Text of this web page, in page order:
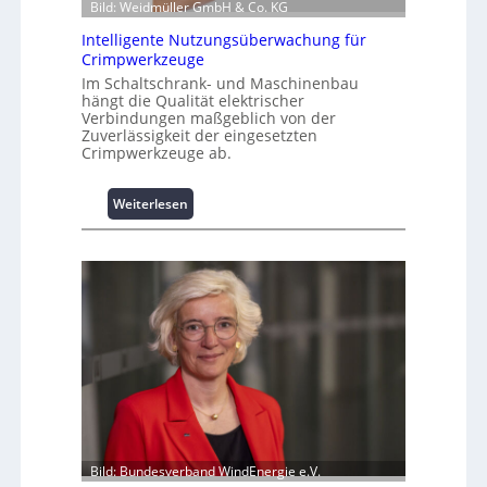
n
z
u
m
L
a
s
t
p
i
z
e
n
m
a
n
a
g
e
Bild: Weidmüller GmbH & Co. KG
Intelligente Nutzungsüberwachung für
Crimpwerkzeuge
Im Schaltschrank- und Maschinenbau
hängt die Qualität elektrischer
Verbindungen maßgeblich von der
Zuverlässigkeit der eingesetzten
Crimpwerkzeuge ab.
Weiterlesen
I
t
e
l
l
i
g
e
n
t
e
N
Bild: Bundesverband WindEnergie e.V.